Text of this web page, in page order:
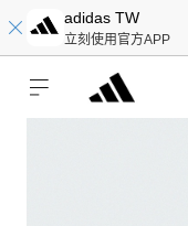
adidas TW
立刻使用官方APP